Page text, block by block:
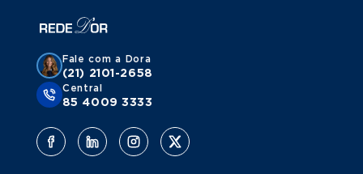
Fale com a Dora
(21) 2101-2658
Central
85 4009 3333